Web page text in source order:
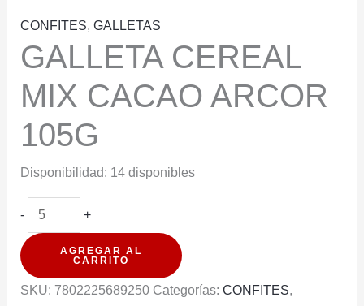
CONFITES, GALLETAS
GALLETA CEREAL
MIX CACAO ARCOR
105G
Disponibilidad: 14 disponibles
-
GALLETA
CEREAL
CACAO
+
AGREGAR AL
CARRITO
SKU: 7802225689250 Categorías: CONFITES,